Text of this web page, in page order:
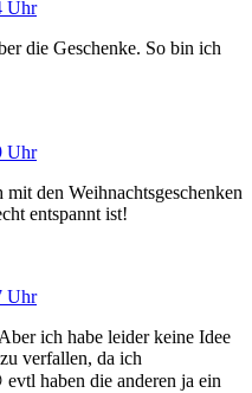
Uhr
die Geschenke. So bin ich
Uhr
mit den Weihnachtsgeschenken
entspannt ist!
Uhr
ich habe leider keine Idee
verfallen, da ich
haben die anderen ja ein